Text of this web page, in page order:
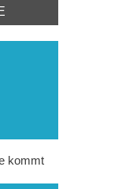
kommt